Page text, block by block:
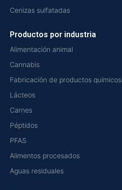
Cenizas sulfatadas
Productos por industria
Alimentación animal
Cannabis
Fabricación de productos químicos
Lácteos
Carnes
Péptidos
PFAS
Alimentos procesados
Aguas residuales